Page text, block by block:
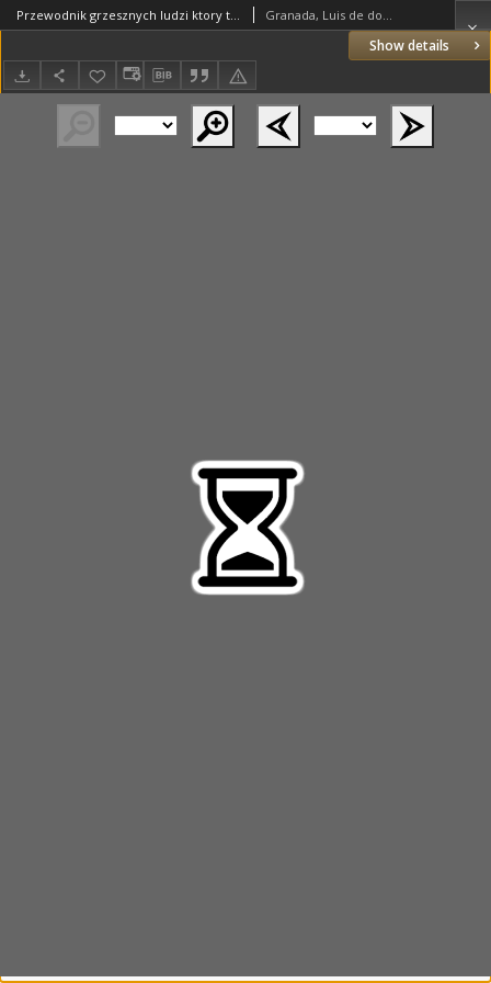
Show details
Przewodnik grzesznych ludzi ktory to wszystko pokazuie co ma cżynią Chrzéścijanin [...] z hispańskiego ięzyka na włoski a teraz [...] z włoskiego na polski przełożony [przez Stanisława Warszewickiego] Granada, Luis de dominikanin